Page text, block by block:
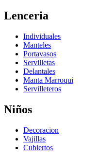
Lenceria
Individuales
Manteles
Portavasos
Servilletas
Delantales
Manta Marroqui
Servilleteros
Niños
Decoracion
Vajillas
Cubiertos